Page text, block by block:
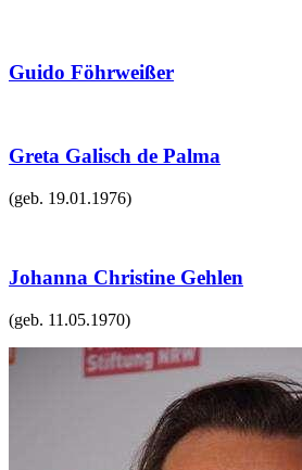
Guido Föhrweißer
Greta Galisch de Palma
(geb. 19.01.1976)
Johanna Christine Gehlen
(geb. 11.05.1970)